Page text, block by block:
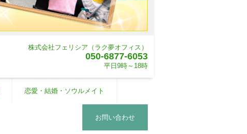
株式会社フェリシア（ラク夢オフィス）
050-6877-6053
平日9時～18時
恋愛・結婚・ソウルメイト
お問い合わせ